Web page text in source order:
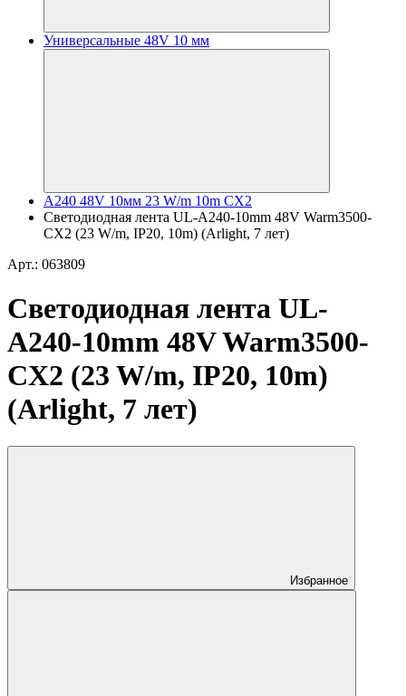
Универсальные 48V 10 мм
A240 48V 10мм 23 W/m 10m CX2
Светодиодная лента UL-A240-10mm 48V Warm3500-
CX2 (23 W/m, IP20, 10m) (Arlight, 7 лет)
Арт.: 063809
Светодиодная лента UL-
A240-10mm 48V Warm3500-
CX2 (23 W/m, IP20, 10m)
(Arlight, 7 лет)
Избранное